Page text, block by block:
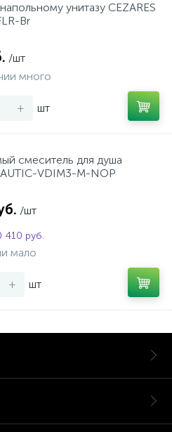
унитазу CEZARES
Br
/шт
много
+ шт
смеситель для душа
VDIM3-M-NOP
/шт
410 руб.
мало
+ шт